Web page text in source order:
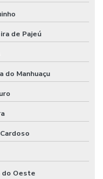
de Pajeú
do Manhuaçu
do Oeste